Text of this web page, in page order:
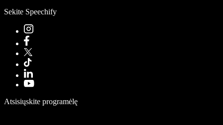
Sekite Speechify
Atsisiųskite programėlę